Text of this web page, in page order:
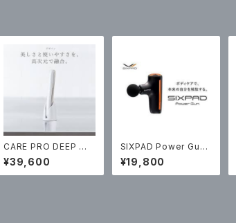
CARE PRO DEEP 約2
65g（税込￥39600）
¥39,600
SIXPAD Power Gun
¥19800（税込）
¥19,800